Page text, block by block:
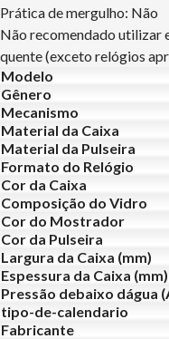
Prática de mergulho: Não
Não recomendado utilizar
quente (exceto relógios
Modelo
Gênero
Mecanismo
Material da Caixa
Material da Pulseira
Formato do Relógio
Cor da Caixa
Composição do Vidro
Cor do Mostrador
Cor da Pulseira
Largura da Caixa (mm)
Espessura da Caixa (mm)
Pressão debaixo dágua
tipo-de-calendario
Fabricante